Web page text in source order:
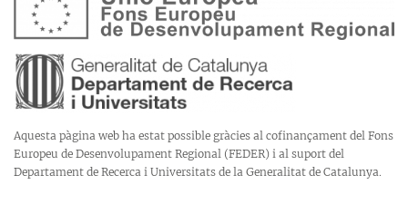
Aquesta pàgina web ha estat possible gràcies al cofinançament del Fons
Europeu de Desenvolupament Regional (FEDER) i al suport del
Departament de Recerca i Universitats de la Generalitat de Catalunya.